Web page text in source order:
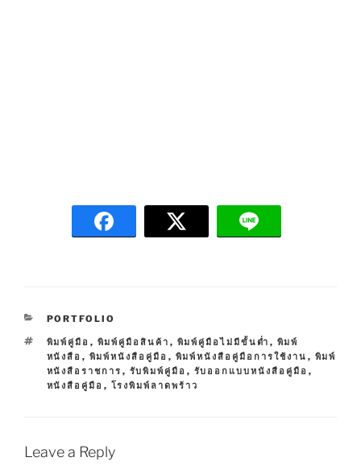
C
T
E
G
O
S
PORTFOLIO
T
A
G
S
พิมพ์คู่มือ , พิมพ์คู่มือสินค้า , พิมพ์คู่มือไม่มีขั้นต่ำ , พิมพ์
หนังสือ , พิมพ์หนังสือคู่มือ , พิมพ์หนังสือคู่มือการใช้งาน , พิมพ์
หนังสือราชการ , รับพิมพ์คู่มือ , รับออกแบบหนังสือคู่มือ ,
หนังสือคู่มือ , โรงพิมพ์ลาดพร้าว
Leave a Reply